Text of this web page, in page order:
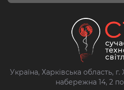
Україна, Харківська область, г.
набережна 14, 2